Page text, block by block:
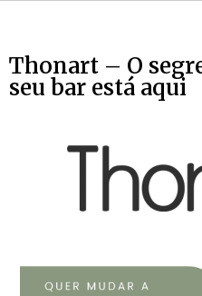
Thonart – O
seu bar está aqui